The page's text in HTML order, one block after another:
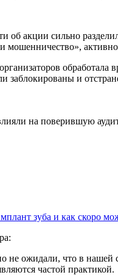
об акции сильно
мошенничество»,
заблокированы и
на поверившую
зуба и как скоро
не ожидали, что в нашей
частой практикой.